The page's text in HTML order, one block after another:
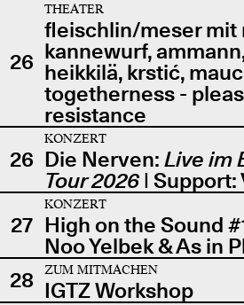
26
THEATER
fleischlin/meser mit
kannewurf,
heikkilä, krstić,
togetherness -
resistance
26
KONZERT
Die Nerven: Live im
Tour 2026| Support:
27
KONZERT
High on the Sound
Noo Yelbek & As in
28
ZUM MITMACHEN
IGTZ Workshop